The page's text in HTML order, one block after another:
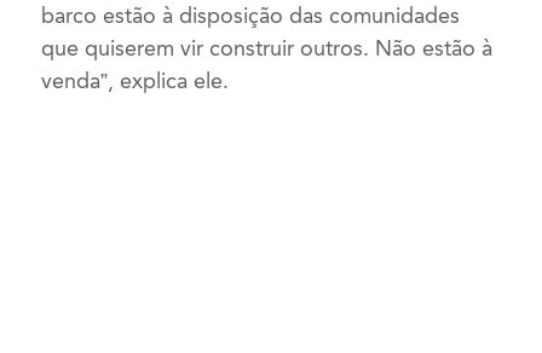
barco estão à disposição das comunidades
que quiserem vir construir outros. Não estão à
venda”, explica ele.